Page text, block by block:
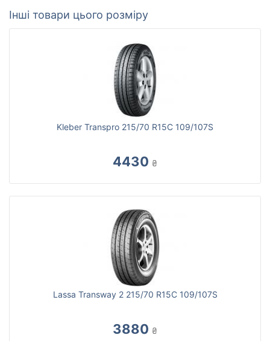
Інші товари цього розміру
Kleber Transpro 215/70 R15С 109/107S
4430 ₴
Lassa Transway 2 215/70 R15C 109/107S
3880 ₴